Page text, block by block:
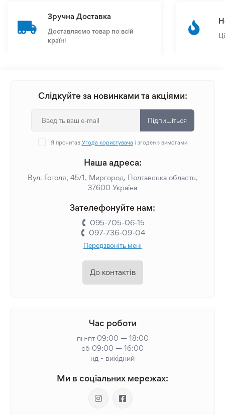
Зручна Доставка
Доставляємо товар по всій
країні
Слідкуйте за новинками та акціями:
Підпишіться
Я прочитав Угода користувача і згоден з вимогами
Наша адреса:
Вул. Гоголя, 45/1, Миргород, Полтавська область,
37600 Україна
Зателефонуйте нам:
095-705-06-15
097-736-09-04
Передзвоніть мені
До контактів
Час роботи
пн-пт 09:00 — 18:00
сб 09:00 — 16:00
нд - вихідний
Ми в соціальних мережах: